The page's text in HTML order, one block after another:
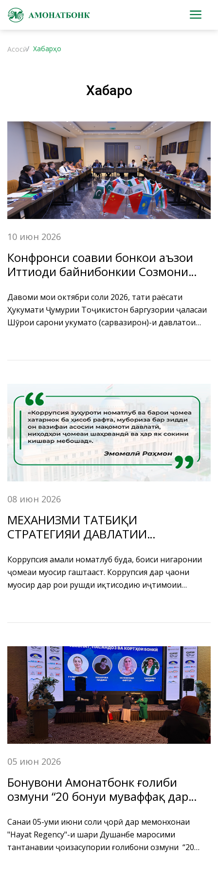
Асосӣ Хабарҳо
Хабарҳо
10 июн 2026
Конфронси соҳавии бонкҳои аъзои
Иттиҳоди байнибонкии Созмони
мавзӯи «Зеҳни сунъӣ,
рақамикунонии хизматрасониҳо,
пешгирии хавфҳо ва иқтисоди сабз
Давоми моҳи октябри соли 2026, таҳти раёсати
Ҳукумати Ҷумҳурии Тоҷикистон баргузории ҷаласаи
Шӯрои сарони ҳукуматҳо (сарвазирон)-и давлатҳои
08 июн 2026
МЕХАНИЗМИ ТАТБИҚИ
СТРАТЕГИЯИ ДАВЛАТИИ
САМТИ ФАЪОЛИЯТИ БОНКИИ
ҶУМҲУРИИ ТОҶИКИСТОН
Коррупсия амали номатлуб буда, боиси нигаронии
ҷомеаи муосир гаштааст. Коррупсия дар ҷаҳони
муосир дар роҳи рушди иқтисодию иҷтимоии
соҳаҳои мухталифи ҷомеа монеаҳои ҷиддиро ба вуҷуд
мамлакатҳои абарқудрату пешрафтаи дунё аз афзун
гардидани чунин амали номатлуб изҳори нигаронӣ
менамоянд.
05 июн 2026
Бонувони Амонатбонк ғолиби
озмуни “20 бонуи муваффақ дар
дониста шуданд.
Санаи 05-уми июни соли ҷорӣ дар меҳмонхонаи
"Hayat Regency"-и шаҳри Душанбе маросими
тантанавии ҷоизасупории ғолибони озмуни “20